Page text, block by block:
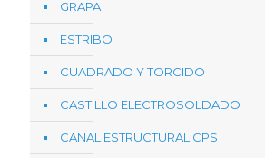
GRAPA
ESTRIBO
CUADRADO Y TORCIDO
CASTILLO ELECTROSOLDADO
CANAL ESTRUCTURAL CPS